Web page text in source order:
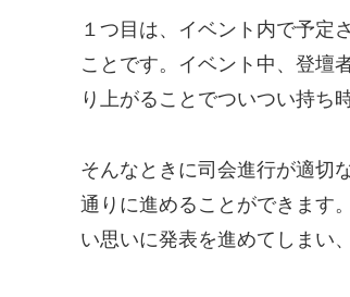
１つ目は、イベント内で予定
ことです。イベント中、登壇
り上がることでついつい持ち
そんなときに司会進行が適切
通りに進めることができます
い思いに発表を進めてしまい